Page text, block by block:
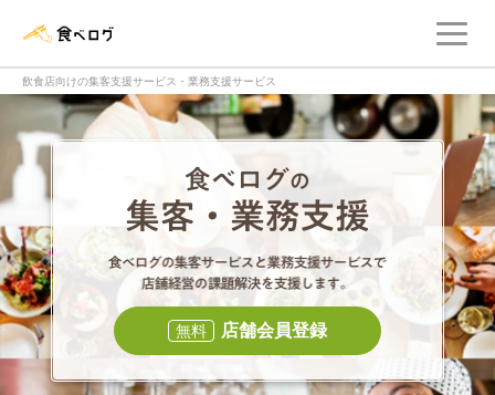
飲食店向けの集客支援サービス・業務支援サービス
食べログの集客
食べログの集
無料 店舗会員登録